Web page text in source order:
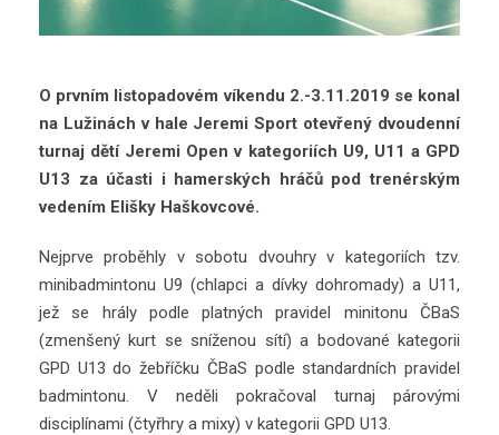
O prvním listopadovém víkendu 2.-3.11.2019 se konal
na Lužinách v hale Jeremi Sport otevřený dvoudenní
turnaj dětí Jeremi Open v kategoriích U9, U11 a GPD
U13 za účasti i hamerských hráčů pod trenérským
vedením Elišky Haškovcové.
Nejprve proběhly v sobotu dvouhry v kategoriích tzv.
minibadmintonu U9 (chlapci a dívky dohromady) a U11,
jež se hrály podle platných pravidel minitonu ČBaS
(zmenšený kurt se sníženou sítí) a bodované kategorii
GPD U13 do žebříčku ČBaS podle standardních pravidel
badmintonu. V neděli pokračoval turnaj párovými
disciplínami (čtyřhry a mixy) v kategorii GPD U13.